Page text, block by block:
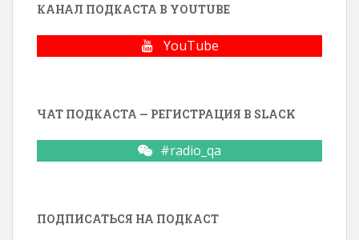
КАНАЛ ПОДКАСТА В YOUTUBE
YouTube
ЧАТ ПОДКАСТА — РЕГИСТРАЦИЯ В SLACK
#radio_qa
ПОДПИСАТЬСЯ НА ПОДКАСТ